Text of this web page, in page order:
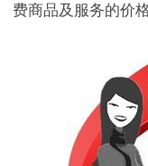
费商品及服务的价